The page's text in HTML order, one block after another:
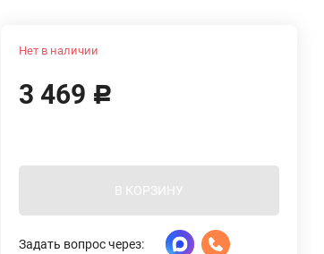
Нет в наличии
3 469 Р
В КОРЗИНУ
Задать вопрос через: